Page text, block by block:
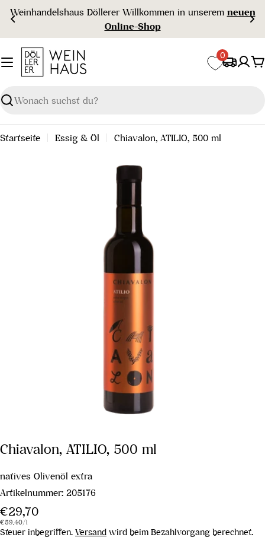
Zum
Inhalt
springen
in unseremneuen
Gratisversand
Suchen
0
Startseite Essig & Öl Chiavalon, ATILIO, 500 ml
Chiavalon, ATILIO, 500 ml
natives Olivenöl extra
Artikelnummer: 205176
Regulärer
Preis
€29,70
Stückpreis
€59,40/pro
l
Steuer inbegriffen. Versand wird beim Bezahlvorgang berechnet.